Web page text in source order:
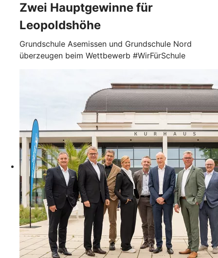
Zwei Hauptgewinne für
Leopoldshöhe
Grundschule Asemissen und Grundschule Nord
überzeugen beim Wettbewerb #WirFürSchule